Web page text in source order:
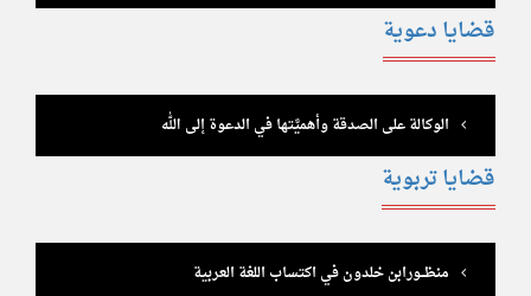
قضايا دعوية
الوكالة على الصدقة وأهميَّتها في الدعوة إلى الله
قضايا تربوية
منظـــورابن خلدون في اكتساب اللغة العربية